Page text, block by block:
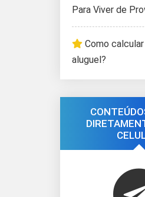
Para Viver de
Como
aluguel?